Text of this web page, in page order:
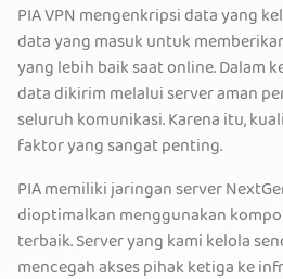
PIA VPN mengenkripsi data yang
data yang masuk untuk
yang lebih baik saat online. Dalam
data dikirim melalui server aman
seluruh komunikasi. Karena itu,
faktor yang sangat penting.
PIA memiliki jaringan server
dioptimalkan menggunakan
terbaik. Server yang kami kelola
mencegah akses pihak ketiga ke